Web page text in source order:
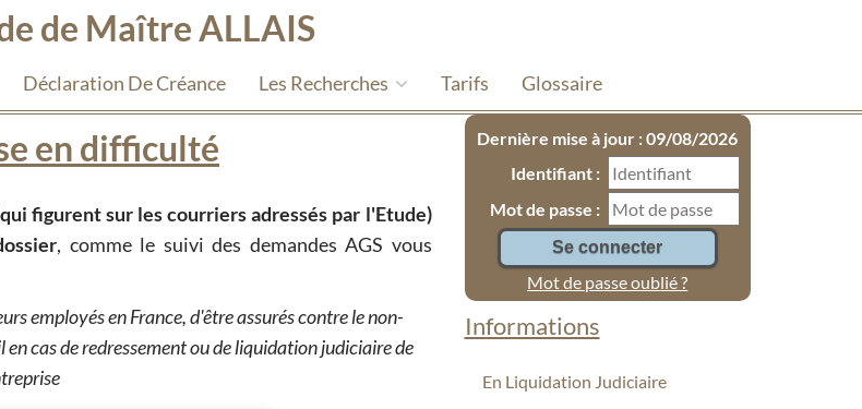
de Maître ALLAIS
Déclaration De Créance Les Recherches Tarifs Glossaire
Dernière mise à jour : 09/08/2026
Identifiant :
Mot de passe :
Mot de passe oublié ?
Informations
En Liquidation Judiciaire
en difficulté
figurent sur les courriers adressés par l'Etude)
, comme le suivi des demandes AGS vous
employés en France, d'être assurés contre le non-
cas de redressement ou de liquidation judiciaire de